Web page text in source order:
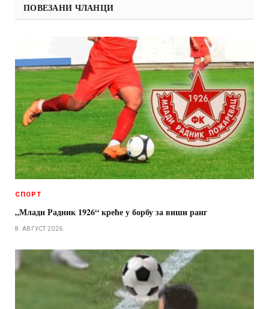
ПОВЕЗАНИ ЧЛАНЦИ
СПОРТ
„Млади Радник 1926“ креће у борбу за виши ранг
8. АВГУСТ 2026.